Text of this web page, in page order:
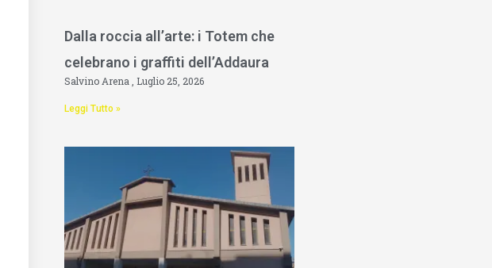
Dalla roccia all’arte: i Totem che
celebrano i graffiti dell’Addaura
Salvino Arena Luglio 25, 2026
Leggi Tutto »